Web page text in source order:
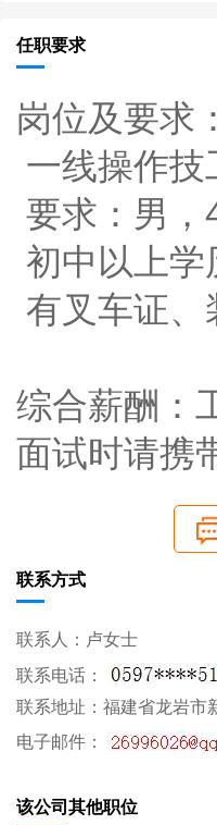
任职要求
岗位及要求：
一线操作技
要求：男，
初中以上学
有叉车证、
综合薪酬：
面试时请携
联系方式
联系人：卢女士
联系电话：
联系地址：福建省龙岩市
电子邮件：
该公司其他职位